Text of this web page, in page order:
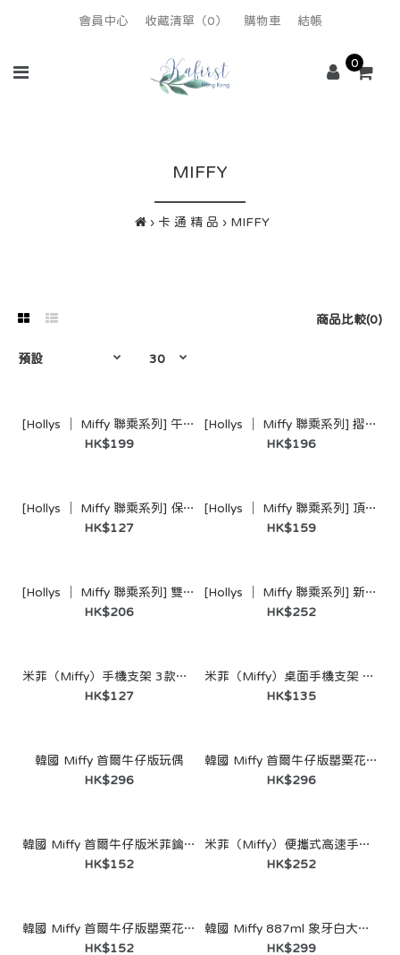
會員中心 收藏清單（0） 購物車 結帳
0
MIFFY
卡 通 精 品 MIFFY
商品比較(0)
[Hollys │ Miffy 聯乘系列] 午餐袋套組 (2層加熱便當盒＋套
[Hollys │ Miffy 聯乘系列] 午餐袋套組 (2層加熱便當盒＋套裝)
HK$199
[Hollys │ Miffy 聯乘系列] 摺疊靠背椅墊（藍色）/（橙色）
HK$196
[Hollys │ Miffy 聯乘系列] 保冷袋 (6L)
HK$127
[Hollys │ Miffy 聯乘系列] 頂部把手隨行杯（藍色）
HK$159
[Hollys │ Miffy 聯乘系列] 雙用鑰匙圈隨行杯（橙色）
HK$206
[Hollys │ Miffy 聯乘系列] 新款隨行杯（黄色） (900ml)
HK$252
米菲（Miffy）手機支架 3款可選
HK$127
米菲（Miffy）桌面手機支架 彩色 隨機款
HK$135
韓國 Miffy 首爾牛仔版玩偶
HK$296
韓國 Miffy 首爾牛仔版罌粟花玩偶
HK$296
韓國 Miffy 首爾牛仔版米菲鑰匙扣
HK$152
米菲（Miffy）便攜式高速手持風扇（BLDC 航空馬達）
HK$252
韓國 Miffy 首爾牛仔版罌粟花鑰匙圈
HK$152
韓國 Miffy 887ml 象牙白大容量不鏽鋼保溫杯（正版授權）（附迷你杯吊飾）
HK$299